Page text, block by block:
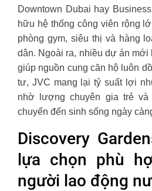
Downtown Dubai hay
hữu hệ thống công viên rộng
phòng gym, siêu thị và hàng
dân. Ngoài ra, nhiều dự án
giúp nguồn cung căn hộ luôn
tư, JVC mang lại tỷ suất lợi
nhờ lượng chuyên gia trẻ
chuyển đến sinh sống ngày
Discovery
lựa chọn phù
người lao động